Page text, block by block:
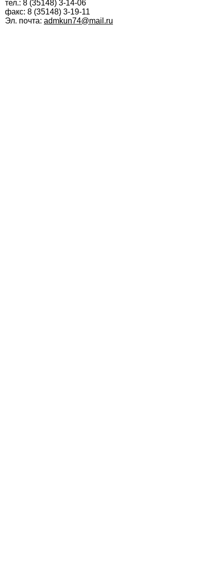
тел.: 8 (35148) 3-14-06
факс: 8 (35148) 3-19-11
Эл. почта: admkun74@mail.ru